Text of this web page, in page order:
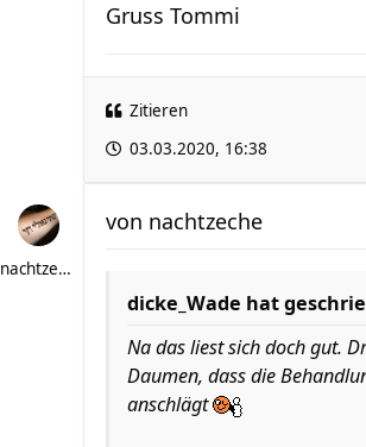
Gruss Tommi
Zitieren
03.03.2020, 16:38
nachtzeche
von nachtzeche
dicke_Wade hat
Na das liest sich doch gut.
Daumen, dass die
anschlägt